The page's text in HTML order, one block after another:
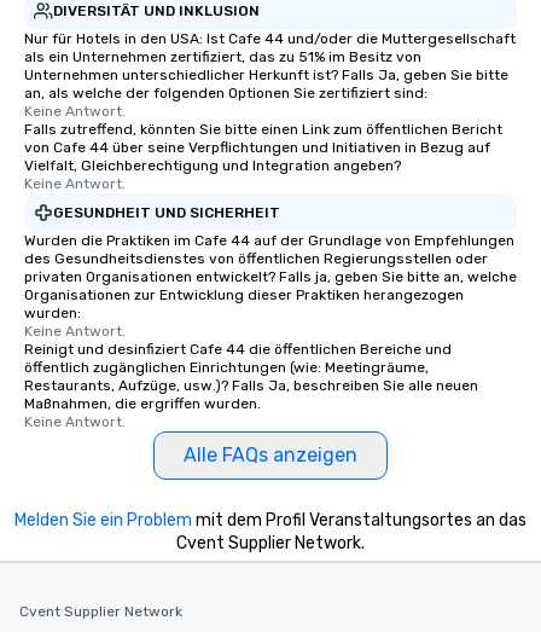
person with tax and gratuities
included. The only thing not included
are drinks. However, a beverage
package upgrade is available, which
provides guests a signature cocktail
at various stops. Build Your Network
Our exclusive experiences provide the
ultimate networking opportunities. At
a typical sit-down dinner, you’re lucky
to engage the person to the left and
right of you. Because our tours take
place at multiple restaurants, with
walking in between, there are
countless opportunities to interact
with different people when you sit
down at each venue and as you
traverse along the way. Our
experiences not only provide more
ways to network, but a more convivial
Lip Smacking Foodie Tours is ideal for
groups, small or large. Our
as 500 guests, making us an ideal
DIVERSITÄT UND INKLUSION
Nur für Hotels in den USA: Ist Cafe 44 und/oder die Muttergesellschaft
als ein Unternehmen zertifiziert, das zu 51% im Besitz von
Unternehmen unterschiedlicher Herkunft ist? Falls Ja, geben Sie bitte
an, als welche der folgenden Optionen Sie zertifiziert sind:
Keine Antwort.
Falls zutreffend, könnten Sie bitte einen Link zum öffentlichen Bericht
von Cafe 44 über seine Verpflichtungen und Initiativen in Bezug auf
Vielfalt, Gleichberechtigung und Integration angeben?
Keine Antwort.
GESUNDHEIT UND SICHERHEIT
Wurden die Praktiken im Cafe 44 auf der Grundlage von Empfehlungen
des Gesundheitsdienstes von öffentlichen Regierungsstellen oder
privaten Organisationen entwickelt? Falls ja, geben Sie bitte an, welche
Organisationen zur Entwicklung dieser Praktiken herangezogen
wurden:
Keine Antwort.
Reinigt und desinfiziert Cafe 44 die öffentlichen Bereiche und
öffentlich zugänglichen Einrichtungen (wie: Meetingräume,
Restaurants, Aufzüge, usw.)? Falls Ja, beschreiben Sie alle neuen
Maßnahmen, die ergriffen wurden.
Keine Antwort.
Alle FAQs anzeigen
Melden Sie ein Problem mit dem Profil Veranstaltungsortes an das
Cvent Supplier Network.
Cvent Supplier Network